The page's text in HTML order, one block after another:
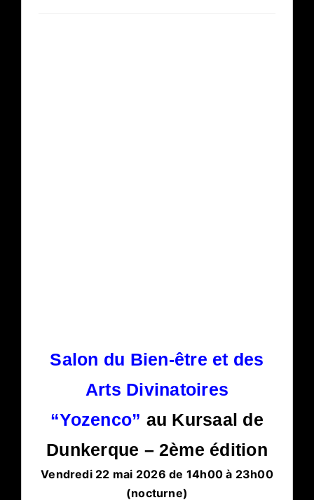
Salon du Bien-être et des
Arts Divinatoires
“Yozenco” au Kursaal de
Dunkerque – 2ème édition
Vendredi 22 mai 2026 de 14h00 à 23h00
(nocturne)